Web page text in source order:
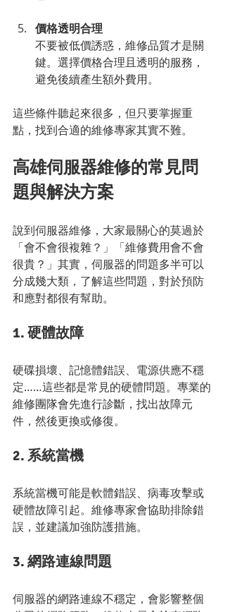
價格透明合理
不要被低價誘惑，維修品質才是關
鍵。選擇價格合理且透明的服務，
避免後續產生額外費用。
這些條件聽起來很多，但只要掌握重
點，找到合適的維修專家其實不難。
高雄伺服器維修的常見問
題與解決方案
說到伺服器維修，大家最關心的莫過於
「會不會很複雜？」「維修費用會不會
很貴？」其實，伺服器的問題多半可以
分成幾大類，了解這些問題，對於預防
和應對都很有幫助。
1. 硬體故障
硬碟損壞、記憶體錯誤、電源供應不穩
定……這些都是常見的硬體問題。專業的
維修團隊會先進行診斷，找出故障元
件，然後更換或修復。
2. 系統當機
系統當機可能是軟體錯誤、病毒攻擊或
硬體故障引起。維修專家會協助排除錯
誤，並建議加強防護措施。
3. 網路連線問題
伺服器的網路連線不穩定，會影響整個